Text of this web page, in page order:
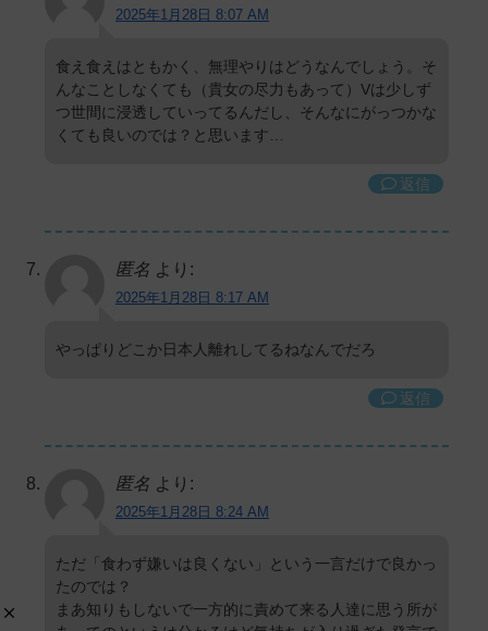
2025年1月28日 8:07 AM
食え食えはともかく、無理やりはどうなんでしょう。そ
んなことしなくても（貴女の尽力もあって）Vは少しず
つ世間に浸透していってるんだし、そんなにがっつかな
くても良いのでは？と思います…
返信
匿名 より:
2025年1月28日 8:17 AM
やっぱりどこか日本人離れしてるねなんでだろ
返信
匿名 より:
2025年1月28日 8:24 AM
ただ「食わず嫌いは良くない」という一言だけで良かっ
たのでは？
まあ知りもしないで一方的に責めて来る人達に思う所が